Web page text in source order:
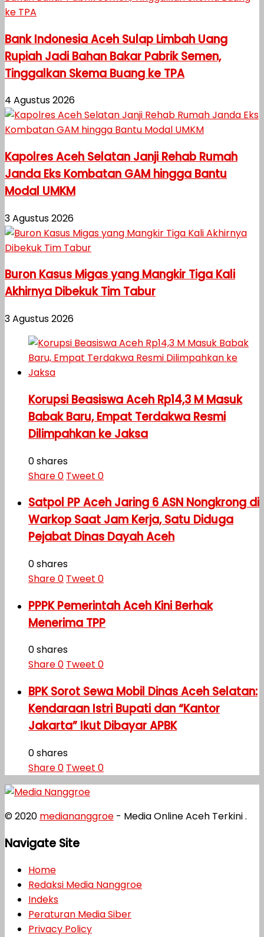
Bank Indonesia Aceh Sulap Limbah Uang
Rupiah Jadi Bahan Bakar Pabrik Semen,
Tinggalkan Skema Buang ke TPA
4 Agustus 2026
Kapolres Aceh Selatan Janji Rehab Rumah
Janda Eks Kombatan GAM hingga Bantu
Modal UMKM
3 Agustus 2026
Buron Kasus Migas yang Mangkir Tiga Kali
Akhirnya Dibekuk Tim Tabur
3 Agustus 2026
Korupsi Beasiswa Aceh Rp14,3 M Masuk
Babak Baru, Empat Terdakwa Resmi
Dilimpahkan ke Jaksa
0 shares
Share0 Tweet 0
Satpol PP Aceh Jaring 6 ASN Nongkrong di
Warkop Saat Jam Kerja, Satu Diduga
Pejabat Dinas Dayah Aceh
0 shares
Share0 Tweet 0
PPPK Pemerintah Aceh Kini Berhak
Menerima TPP
0 shares
Share0 Tweet 0
BPK Sorot Sewa Mobil Dinas Aceh Selatan:
Kendaraan Istri Bupati dan “Kantor
Jakarta” Ikut Dibayar APBK
0 shares
Share0 Tweet 0
© 2020 mediananggroe - Media Online Aceh Terkini .
Navigate Site
Home
Redaksi Media Nanggroe
Indeks
Peraturan Media Siber
Privacy Policy